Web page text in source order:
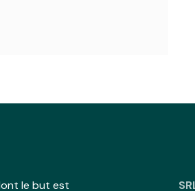
le but est